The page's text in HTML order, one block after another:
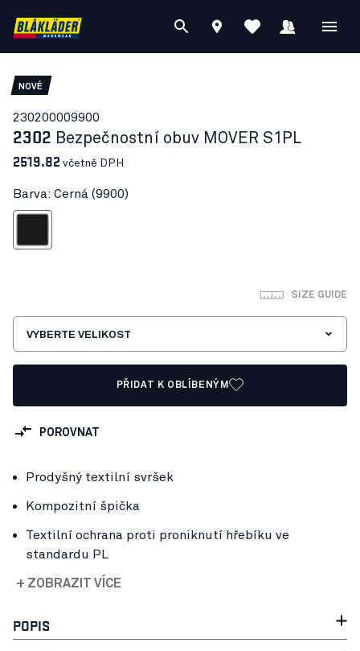
NOVÉ
230200009900
2302 Bezpečnostní obuv MOVER S1PL
2519.82 včetně DPH
Barva: Cerná (9900)
SIZE GUIDE
VYBERTE VELIKOST
PŘIDAT K OBLÍBENÝM
POROVNAT
Prodyšný textilní svršek
Kompozitní špička
Textilní ochrana proti proniknutí hřebíku ve
standardu PL
+ ZOBRAZIT VÍCE
POPIS